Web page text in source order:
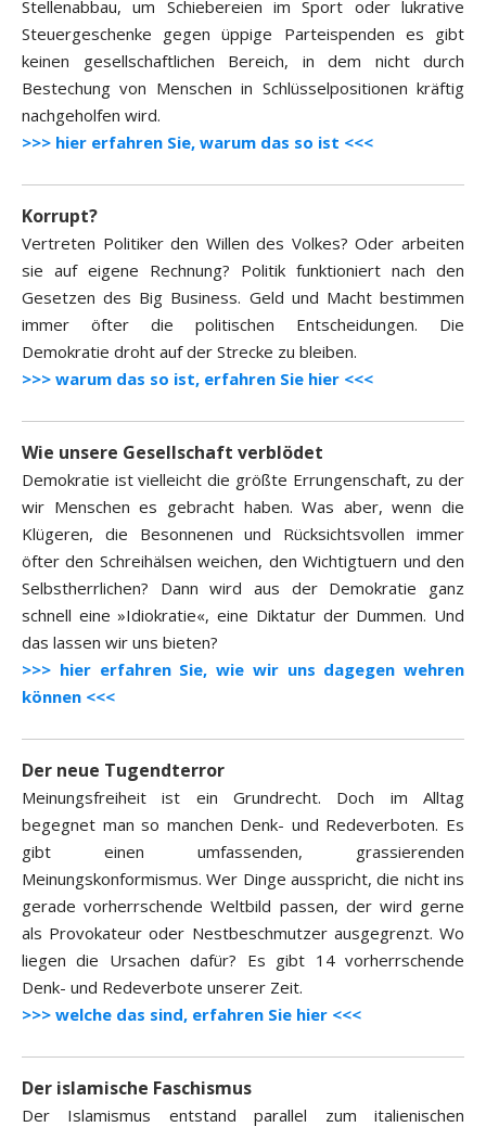
Stellenabbau, um Schiebereien im Sport oder lukrative
Steuergeschenke gegen üppige Parteispenden es gibt
keinen gesellschaftlichen Bereich, in dem nicht durch
Bestechung von Menschen in Schlüsselpositionen kräftig
nachgeholfen wird.
>>> hier erfahren Sie, warum das so ist <<<
Korrupt?
Vertreten Politiker den Willen des Volkes? Oder arbeiten
sie auf eigene Rechnung? Politik funktioniert nach den
Gesetzen des Big Business. Geld und Macht bestimmen
immer öfter die politischen Entscheidungen. Die
Demokratie droht auf der Strecke zu bleiben.
>>> warum das so ist, erfahren Sie hier <<<
Wie unsere Gesellschaft verblödet
Demokratie ist vielleicht die größte Errungenschaft, zu der
wir Menschen es gebracht haben. Was aber, wenn die
Klügeren, die Besonnenen und Rücksichtsvollen immer
öfter den Schreihälsen weichen, den Wichtigtuern und den
Selbstherrlichen? Dann wird aus der Demokratie ganz
schnell eine »Idiokratie«, eine Diktatur der Dummen. Und
das lassen wir uns bieten?
>>> hier erfahren Sie, wie wir uns dagegen wehren
können <<<
Der neue Tugendterror
Meinungsfreiheit ist ein Grundrecht. Doch im Alltag
begegnet man so manchen Denk- und Redeverboten. Es
gibt einen umfassenden, grassierenden
Meinungskonformismus. Wer Dinge ausspricht, die nicht ins
gerade vorherrschende Weltbild passen, der wird gerne
als Provokateur oder Nestbeschmutzer ausgegrenzt. Wo
liegen die Ursachen dafür? Es gibt 14 vorherrschende
Denk- und Redeverbote unserer Zeit.
>>> welche das sind, erfahren Sie hier <<<
Der islamische Faschismus
Der Islamismus entstand parallel zum italienischen